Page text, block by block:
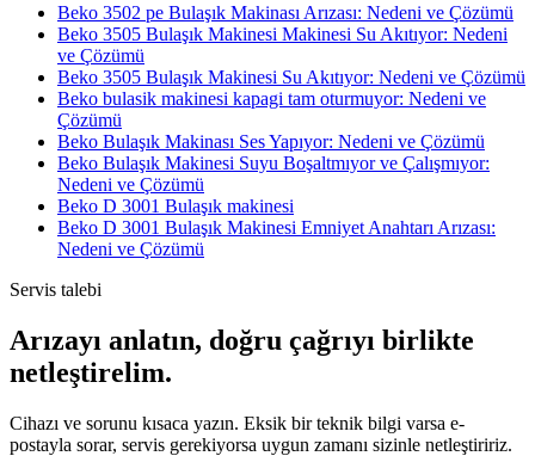
Beko 3502 pe Bulaşık Makinası Arızası: Nedeni ve Çözümü
Beko 3505 Bulaşık Makinesi Makinesi Su Akıtıyor: Nedeni
ve Çözümü
Beko 3505 Bulaşık Makinesi Su Akıtıyor: Nedeni ve Çözümü
Beko bulasik makinesi kapagi tam oturmuyor: Nedeni ve
Çözümü
Beko Bulaşık Makinası Ses Yapıyor: Nedeni ve Çözümü
Beko Bulaşık Makinesi Suyu Boşaltmıyor ve Çalışmıyor:
Nedeni ve Çözümü
Beko D 3001 Bulaşık makinesi
Beko D 3001 Bulaşık Makinesi Emniyet Anahtarı Arızası:
Nedeni ve Çözümü
Servis talebi
Arızayı anlatın, doğru çağrıyı birlikte
netleştirelim.
Cihazı ve sorunu kısaca yazın. Eksik bir teknik bilgi varsa e-
postayla sorar, servis gerekiyorsa uygun zamanı sizinle netleştiririz.